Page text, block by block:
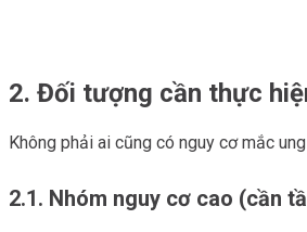
2. Đối tượng cần thực
Không phải ai cũng có nguy cơ mắc
2.1. Nhóm nguy cơ cao (cần